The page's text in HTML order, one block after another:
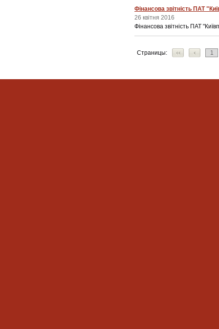
Фінансова звітність ПАТ
26 квітня 2016
Фінансова звітність ПАТ
Страницы: 1